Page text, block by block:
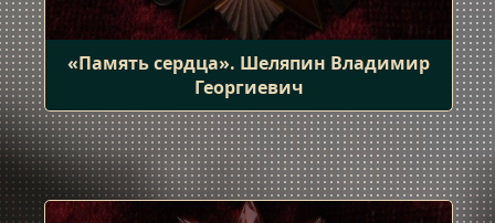
«Память сердца». Шеляпин Владимир
Георгиевич